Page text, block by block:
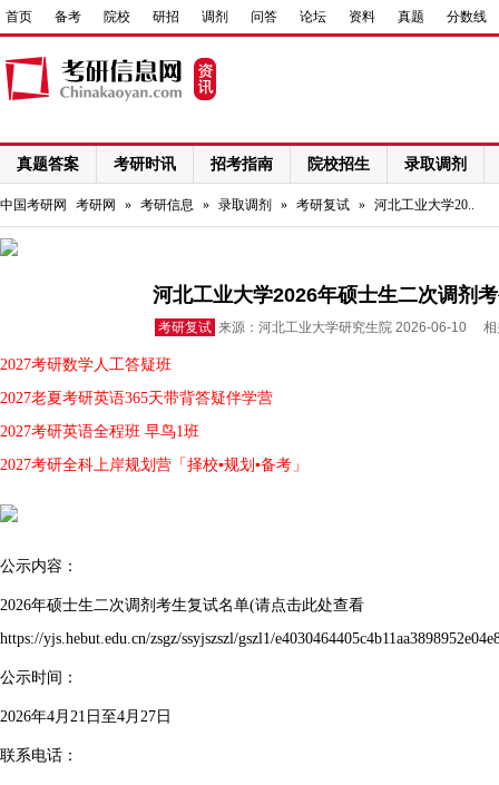
首页 备考 院校 研招 调剂 问答 论坛 资料 真题 分数线
真题答案 考研时讯 招考指南 院校招生 录取调剂
网络课程
中国考研网 考研网 » 考研信息 » 录取调剂 » 考研复试 » 河北工业大学20..
河北工业大学2026年硕士生二次调剂
考研复试 来源：河北工业大学研究生院 2026-06-10 相
2027考研数学人工答疑班
2027老夏考研英语365天带背答疑伴学营
2027考研英语全程班 早鸟1班
2027考研全科上岸规划营「择校▪规划▪备考」
公示内容：
2026年硕士生二次调剂考生复试名单(请点击此处查看
https://yjs.hebut.edu.cn/zsgz/ssyjszszl/gszl1/
公示时间：
2026年4月21日至4月27日
联系电话：